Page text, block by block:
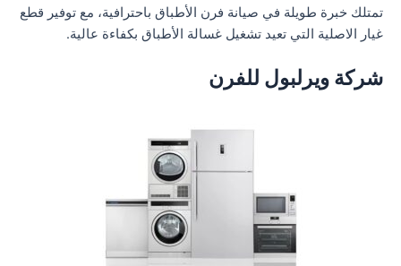
تمتلك خبرة طويلة في صيانة فرن الأطباق باحترافية، مع توفير قطع
غيار الاصلية التي تعيد تشغيل غسالة الأطباق بكفاءة عالية.
شركة ويرلبول للفرن